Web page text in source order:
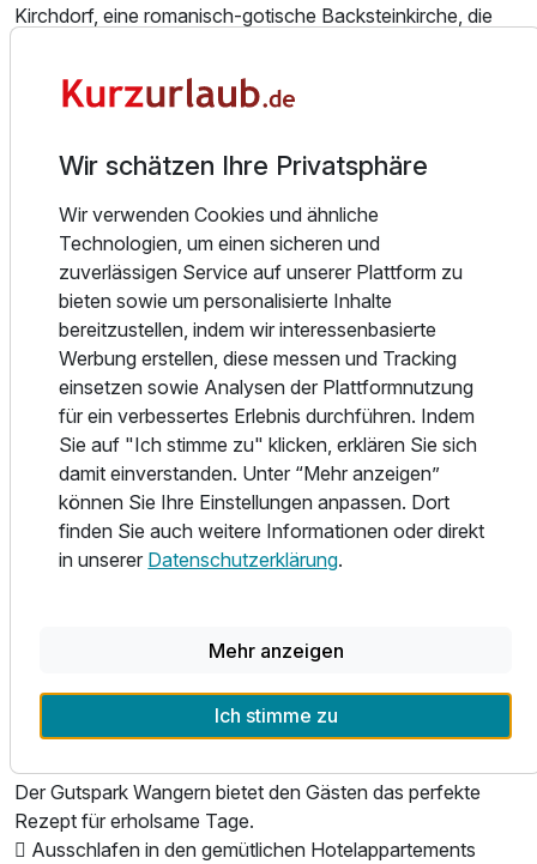
Ausstattung
Für 4 Tage p.P. ab299,00 €
Kirchdorf, eine romanisch-gotische Backsteinkirche, die
Weiterhin das Heimatmuseum Kirchdorf, einst als Küsterei
und Schule erbaut.
Exponaten, die das Leben der Poeler Bevölkerung
Für Interessenten gibt es die Kunstgalerie mit wechselnden
Ausstellungen und eine Dauerausstellung, die dem Leben
und den Werken des mecklenburgischen Malers Karl
Christina Klasen gewidmet ist.
Für die Badegäste ist die Steilküste zwischen Gollwitz und
am Schwarzen Busch ein Highlight. Die Steilküste ist
traumhaft schön, wild, rau, naturbelassen und an manchen
Stellen fast 12 m hoch. Man kann auf umgestürzte Bäume
klettern, Muscheln und Hühnergötter oder bizarre Wurzeln
als Deko finden.
Poel ist platt wie eine Flunder und damit perfekt zum
Fahrrad fahren, zum Wandern oder auch hoch zu Ross die
Kiten, Surfen oder Paddeln nach Poel.
geeignet für Gäste, die ruhige Tage am Meer mit viel
Beschaulichkeit, Natur und frischer Luft suchen.
Der Gutspark Wangern bietet den Gästen das perfekte
Rezept für erholsame Tage.
 Ausschlafen in den gemütlichen Hotelappartements
Wir schätzen Ihre Privatsphäre
Wir verwenden Cookies und ähnliche
Technologien, um einen sicheren und
zuverlässigen Service auf unserer Plattform zu
bieten sowie um personalisierte Inhalte
bereitzustellen, indem wir interessenbasierte
Werbung erstellen, diese messen und Tracking
einsetzen sowie Analysen der Plattformnutzung
für ein verbessertes Erlebnis durchführen. Indem
Sie auf "Ich stimme zu" klicken, erklären Sie sich
damit einverstanden. Unter “Mehr anzeigen”
können Sie Ihre Einstellungen anpassen. Dort
finden Sie auch weitere Informationen oder direkt
in unserer Datenschutzerklärung.
Mehr anzeigen
Ich stimme zu